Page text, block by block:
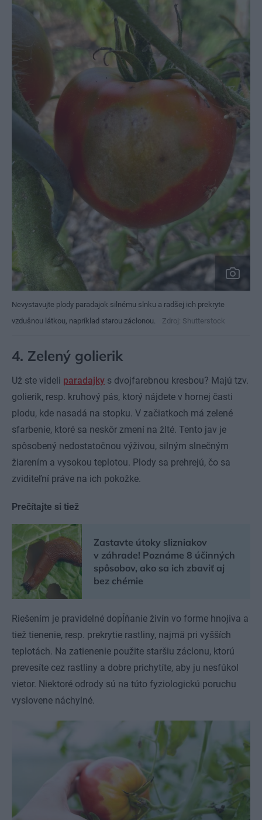
Nevystavujte plody paradajok silnému slnku a radšej ich prekryte
vzdušnou látkou, napríklad starou záclonou.
Zdroj: Shutterstock
4. Zelený golierik
Už ste videli paradajky s dvojfarebnou kresbou? Majú tzv.
golierik, resp. kruhový pás, ktorý nájdete v hornej časti
plodu, kde nasadá na stopku. V začiatkoch má zelené
sfarbenie, ktoré sa neskôr zmení na žlté. Tento jav je
spôsobený nedostatočnou výživou, silným slnečným
žiarením a vysokou teplotou. Plody sa prehrejú, čo sa
zviditeľní práve na ich pokožke.
Prečítajte si tiež
Zastavte útoky slizniakov
v záhrade! Poznáme 8 účinných
spôsobov, ako sa ich zbaviť aj
bez chémie
Riešením je pravidelné dopĺňanie živín vo forme hnojiva a
tiež tienenie, resp. prekrytie rastliny, najmä pri vyšších
teplotách. Na zatienenie použite staršiu záclonu, ktorú
prevesíte cez rastliny a dobre prichytíte, aby ju nesfúkol
vietor. Niektoré odrody sú na túto fyziologickú poruchu
vyslovene náchylné.